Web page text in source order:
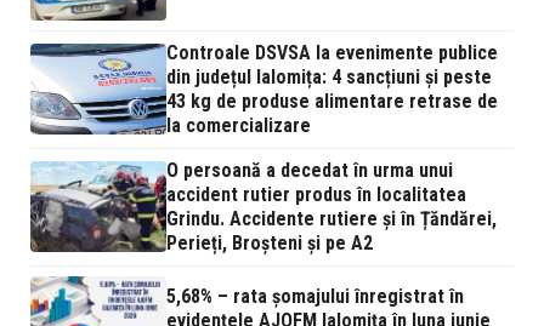
Controale DSVSA la evenimente publice
din județul Ialomița: 4 sancțiuni și peste
43 kg de produse alimentare retrase de
la comercializare
O persoană a decedat în urma unui
accident rutier produs în localitatea
Grindu. Accidente rutiere și în Țăndărei,
Perieți, Broșteni și pe A2
5,68% – rata şomajului înregistrat în
evidenţele AJOFM Ialomița în luna iunie